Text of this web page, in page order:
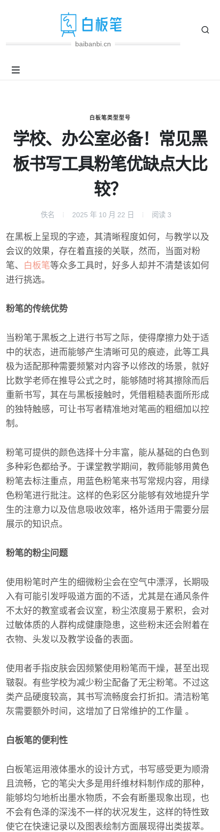
baibanbi.cn
白板笔类型型号
学校、办公室必备！常见黑
板书写工具粉笔优缺点大比
较？
佚名 2025 年 10 月 22 日 阅读 3
在黑板上呈现的字迹，其清晰程度如何，与教学以及
会议的效果，存在着直接的关联，然而，当面对粉
笔、 白板笔等众多工具时，好多人却并不清楚该如何
进行挑选。
粉笔的传统优势
当粉笔于黑板之上进行书写之际，使得摩擦力处于适
中的状态，进而能够产生清晰可见的痕迹，此等工具
极为适配那种需要频繁对内容予以修改的场景，就好
比数学老师在推导公式之时，能够随时将其擦除而后
重新书写，其在与黑板接触时，凭借粗糙表面所形成
的独特触感，可让书写者精准地对笔画的粗细加以控
制。
粉笔可提供的颜色选择十分丰富，能从基础的白色到
多种彩色都给予。于课堂教学期间，教师能够用黄色
粉笔去标注重点，用蓝色粉笔来书写常规内容，用绿
色粉笔进行批注。这样的色彩区分能够有效地提升学
生的注意力以及信息吸收效率，格外适用于需要分层
展示的知识点。
粉笔的粉尘问题
使用粉笔时产生的细微粉尘会在空气中漂浮，长期吸
入有可能引发呼吸道方面的不适，尤其是在通风条件
不太好的教室或者会议室，粉尘浓度易于累积，会对
过敏体质的人群构成健康隐患，这些粉末还会附着在
衣物、头发以及教学设备的表面。
使用者手指皮肤会因频繁使用粉笔而干燥，甚至出现
皲裂。有些学校为减少粉尘配备了无尘粉笔。不过这
类产品硬度较高，其书写流畅度会打折扣。清洁粉笔
灰需要额外时间，这增加了日常维护的工作量 。
白板笔的便利性
白板笔运用液体墨水的设计方式，书写感受更为顺滑
且流畅，它的笔尖大多是用纤维材料制作成的那种，
能够均匀地析出墨水物质，不会有断墨现象出现，也
不会有色泽的深浅不一样的状况发生，这样的特性致
使它在快速记录以及图表绘制方面展现得出类拔萃。